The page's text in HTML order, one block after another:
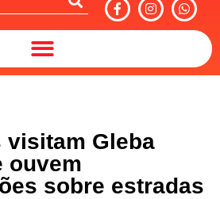
visitam Gleba
ouvem
sobre estradas